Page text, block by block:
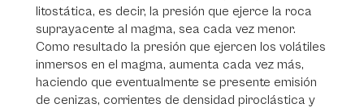
litostática, es decir, la presión que ejerce la roca
suprayacente al magma, sea cada vez menor.
Como resultado la presión que ejercen los volátiles
inmersos en el magma, aumenta cada vez más,
haciendo que eventualmente se presente emisión
de cenizas, corrientes de densidad piroclástica y